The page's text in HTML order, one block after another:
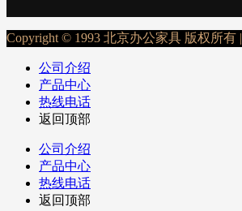
Copyright © 1993 北京办公家具 版权所有 |
公司介绍
产品中心
热线电话
返回顶部
公司介绍
产品中心
热线电话
返回顶部